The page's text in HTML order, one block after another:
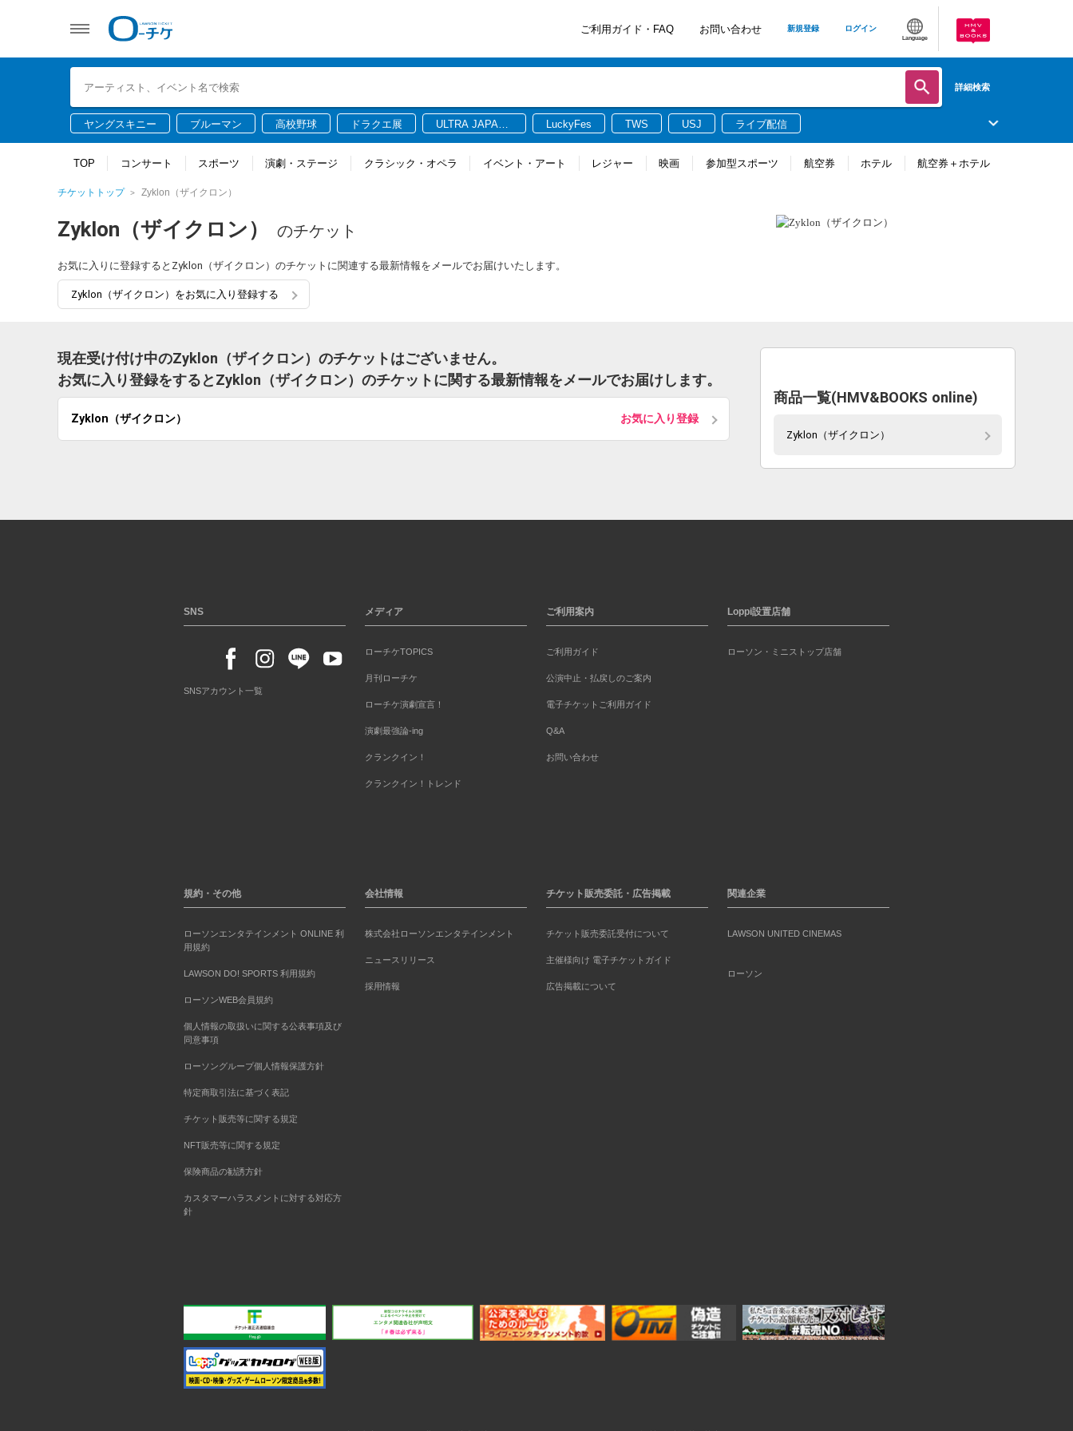
ご利用ガイド・FAQ お問い合わせ 新規登録 ログイン
Language
詳細検索
ヤングスキニー ブルーマン 高校野球 ドラクエ展
ULTRA JAPAN
LuckyFes TWS USJ ライブ配信
TOP コンサート スポーツ 演劇・ステージ クラシック・オペラ イベント・アート レジャー 映画 参加型スポーツ 航空券 ホテル 航空券＋ホテル
チケットトップ Zyklon（ザイクロン）
Zyklon（ザイクロン） のチケット
お気に入りに登録するとZyklon（ザイクロン）のチケットに関連する最新情報をメールでお届けいたします。
Zyklon（ザイクロン）をお気に入り登録する
現在受け付け中のZyklon（ザイクロン）のチケットはございません。
お気に入り登録をするとZyklon（ザイクロン）のチケットに関する最新情報をメールでお届けします。
Zyklon（ザイクロン） お気に入り登録
商品一覧(HMV&BOOKS online)
Zyklon（ザイクロン）
SNS
SNSアカウント一覧
メディア
ローチケTOPICS
月刊ローチケ
ローチケ演劇宣言！
演劇最強論-ing
クランクイン！
クランクイン！トレンド
ご利用案内
ご利用ガイド
公演中止・払戻しのご案内
電子チケットご利用ガイド
Q&A
お問い合わせ
Loppi設置店舗
ローソン・ミニストップ店舗
規約・その他
ローソンエンタテインメント ONLINE 利
用規約
LAWSON DO! SPORTS 利用規約
ローソンWEB会員規約
個人情報の取扱いに関する公表事項及び
同意事項
ローソングループ個人情報保護方針
特定商取引法に基づく表記
チケット販売等に関する規定
NFT販売等に関する規定
保険商品の勧誘方針
カスタマーハラスメントに対する対応方
針
会社情報
株式会社ローソンエンタテインメント
ニュースリリース
採用情報
チケット販売委託・広告掲載
チケット販売委託受付について
主催様向け 電子チケットガイド
広告掲載について
関連企業
LAWSON UNITED CINEMAS
ローソン